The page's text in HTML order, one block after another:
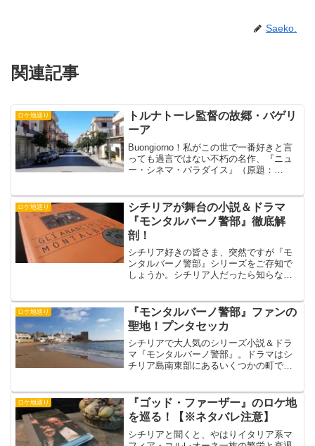
Saeko.
関連記事
ロケ地巡り
トルナトーレ監督の故郷・バゲリ
ーア
Buongiorno！私がこの世で一番好きと言
っても過言ではない不朽の名作、『ニュ
ー・シネマ・パラダイス』（原題：
ペ・トルナトーレ監督はシチ...
ロケ地巡り
シチリアが舞台の小説＆ドラマ
『モンタルバーノ警部』徹底解
剖！
シチリア好きの皆さま、突然ですが『モ
ンタルバーノ警部』シリーズをご存知で
しょうか。シチリア人だったら知らない
アーなども催行されているほど。もし
「シチリア検定」なんてあっ...
ロケ地巡り
『モンタルバーノ警部』ファンの
聖地！プンタセッカ
シチリアで大人気のシリーズ小説＆ドラ
マ『モンタルバーノ警部』。ドラマはシ
チリア島南東部にあるいくつかの町で撮
中には『モンタルバーノ警部』のロケ地
となってから活性化した町...
ロケ地巡り
『ゴッド・ファーザー』のロケ地
を巡る！【※ネタバレ注意】
シチリアと聞くと、やはりイタリア系マ